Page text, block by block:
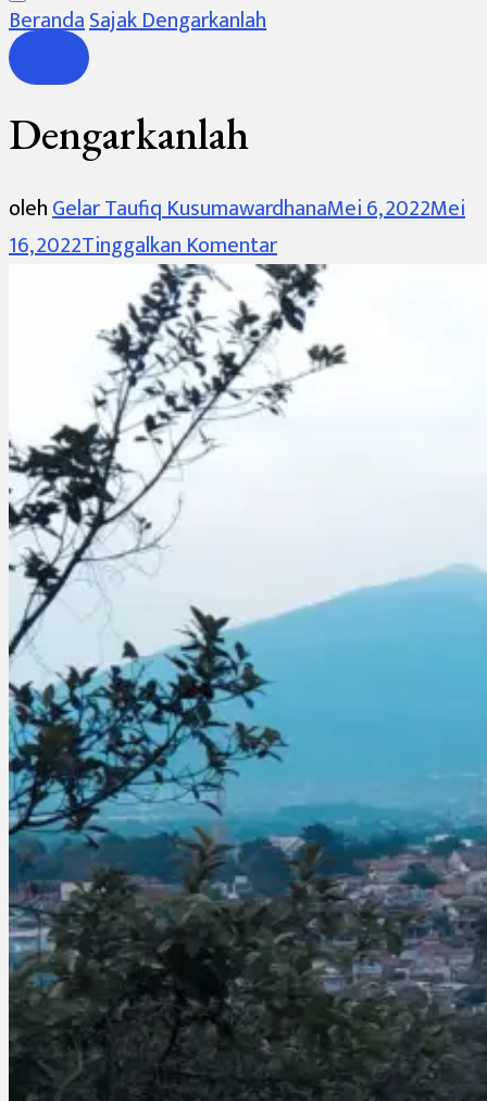
BerandaSajakDengarkanlah
Dengarkanlah
olehGelar Taufiq KusumawardhanaMei 6, 2022Mei
16, 2022Tinggalkan Komentarpada
Dengarkanlah